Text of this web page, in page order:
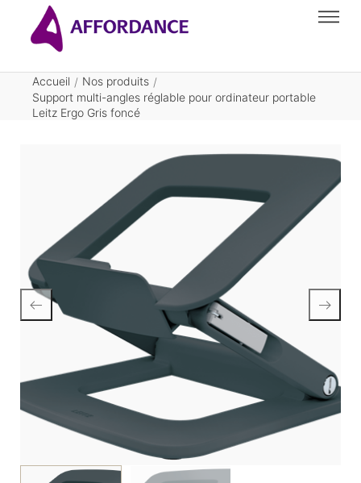
Accueil / Nos produits /
Support multi-angles réglable pour ordinateur portable
Leitz Ergo Gris foncé